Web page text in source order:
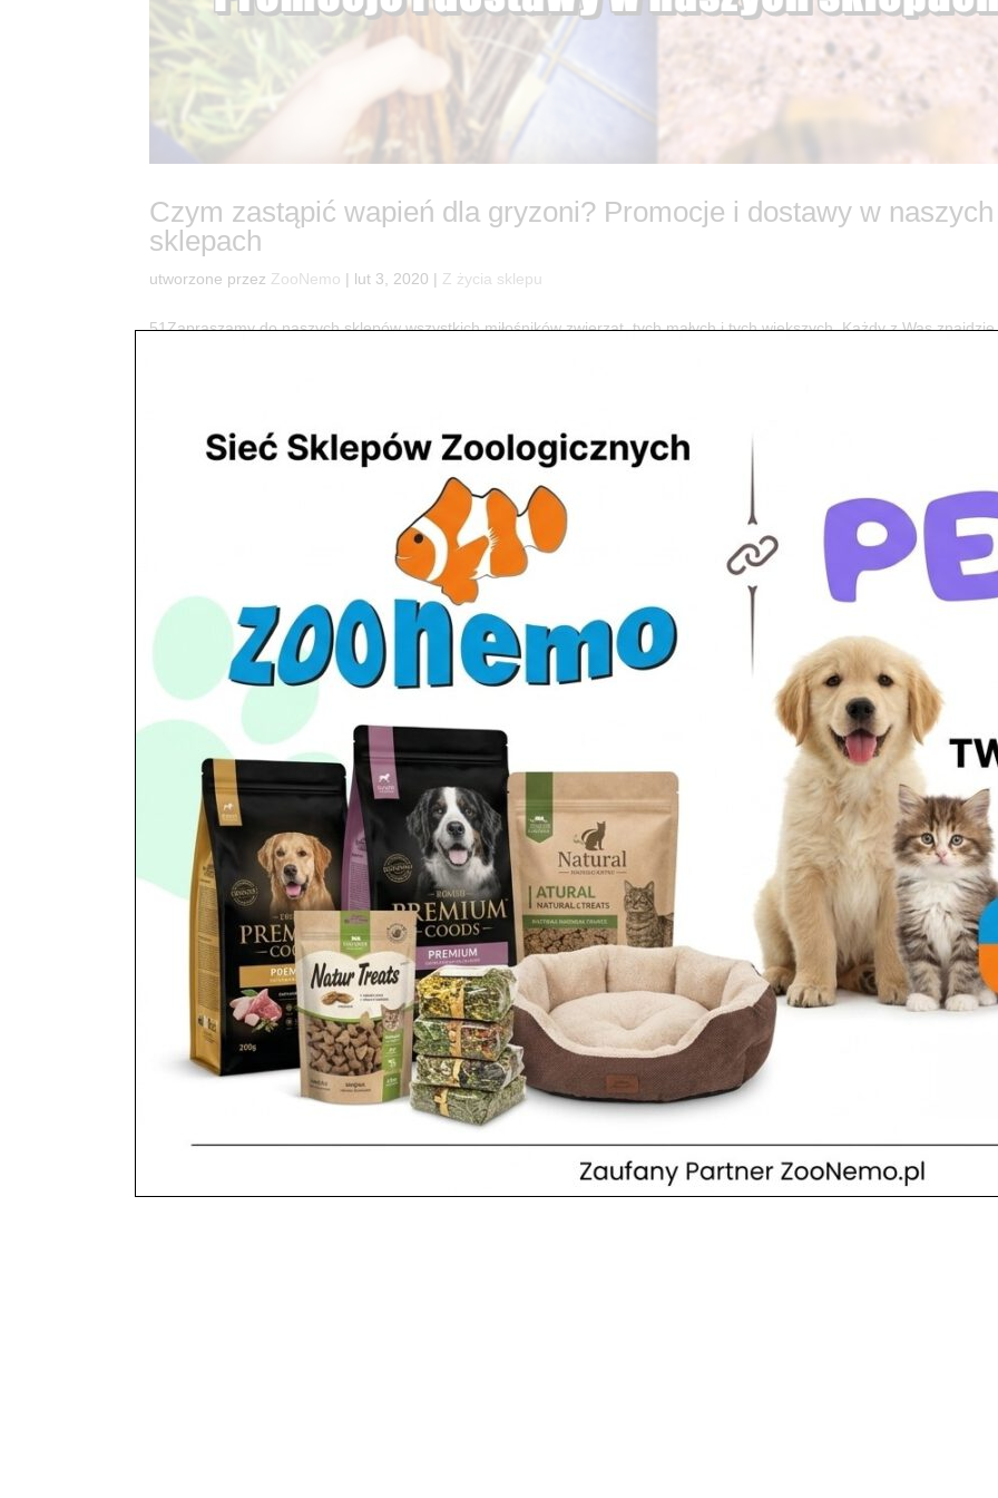
Czym zastąpić wapień dla gryzoni? Promocje i dostawy w naszych
sklepach
utworzone przez ZooNemo | lut 3, 2020 | Z życia sklepu
51Zapraszamy do naszych sklepów wszystkich miłośników zwierząt, tych małych i tych większych. Każdy z Was